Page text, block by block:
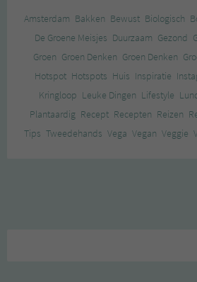
Amsterdam Bakken Bewust Biologisch
De Groene Meisjes Duurzaam Gezond
Groen Groen Denken Groen Denken
Hotspot Hotspots Huis Inspiratie
Kringloop Leuke Dingen Lifestyle
Plantaardig Recept Recepten Reizen
Tips Tweedehands Vega Vegan Veggie